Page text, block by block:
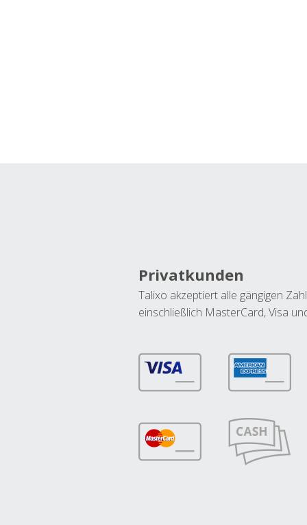
Privatkunden
Talixo akzeptiert alle gängigen
einschließlich MasterCard, Visa